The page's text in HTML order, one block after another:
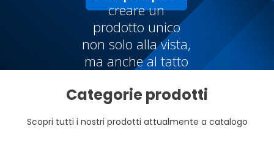
creare un
prodotto unico
non solo alla vista,
ma anche al tatto
Categorie prodotti
Scopri tutti i nostri prodotti attualmente a catalogo